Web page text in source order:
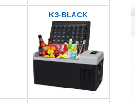
K3-BLACK